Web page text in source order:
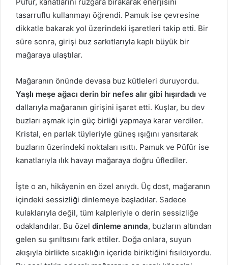
tasarruflu kullanmayı öğrendi. Pamuk ise çevresine
dikkatle bakarak yol üzerindeki işaretleri takip etti. Bir
süre sonra, girişi buz sarkıtlarıyla kaplı büyük bir
mağaraya ulaştılar.
Mağaranın önünde devasa buz kütleleri duruyordu.
Yaşlı meşe ağacı derin bir nefes alır gibi hışırdadı ve
dallarıyla mağaranın girişini işaret etti. Kuşlar, bu dev
buzları aşmak için güç birliği yapmaya karar verdiler.
Kristal, en parlak tüyleriyle güneş ışığını yansıtarak
buzların üzerindeki noktaları ısıttı. Pamuk ve Püfür ise
kanatlarıyla ılık havayı mağaraya doğru üflediler.
İşte o an, hikâyenin en özel anıydı. Üç dost, mağaranın
içindeki sessizliği dinlemeye başladılar. Sadece
kulaklarıyla değil, tüm kalpleriyle o derin sessizliğe
odaklandılar. Bu özel dinleme anında, buzların altından
gelen su şırıltısını fark ettiler. Doğa onlara, suyun
akışıyla birlikte sıcaklığın içeride biriktiğini fısıldıyordu.